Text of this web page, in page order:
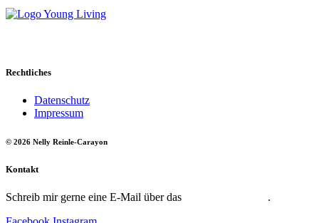
Rechtliches
Datenschutz
Impressum
© 2026 Nelly Reinle-Carayon
Kontakt
Schreib mir gerne eine E-Mail über das
.